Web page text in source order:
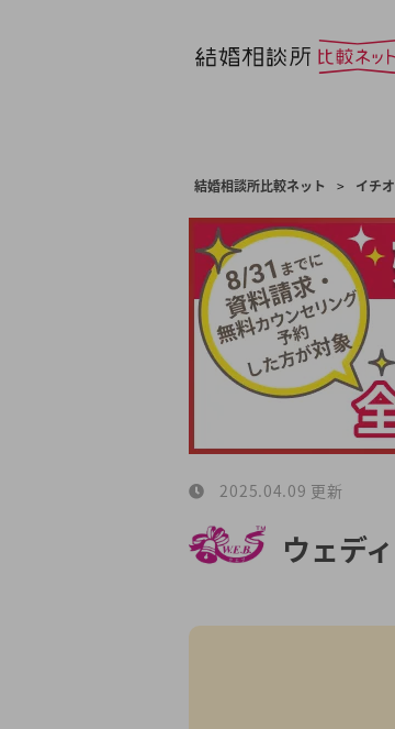
結婚相談所比較ネット > イチ
2025.04.09 更新
ウェデ